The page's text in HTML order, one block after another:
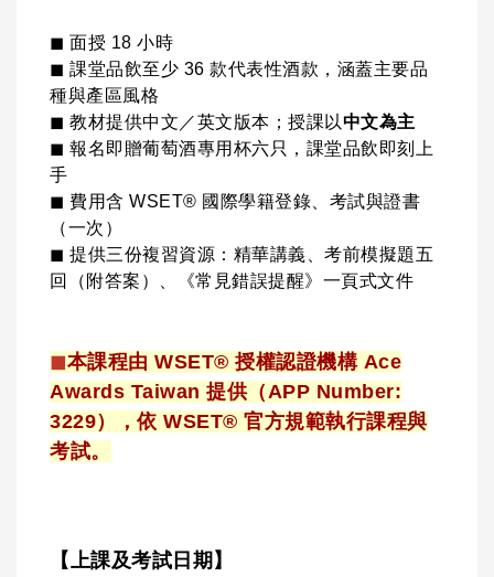
◼ 面授 18 小時
◼ 課堂品飲至少 36 款代表性酒款，涵蓋主要品
種與產區風格
◼ 教材提供中文／英文版本；授課以中文為主
◼ 報名即贈葡萄酒專用杯六只，課堂品飲即刻上
手
◼ 費用含 WSET® 國際學籍登錄、考試與證書
（一次）
◼ 提供三份複習資源：精華講義、考前模擬題五
回（附答案）、《常見錯誤提醒》一頁式文件
◼本課程由 WSET® 授權認證機構 Ace
Awards Taiwan 提供（APP Number:
3229），依 WSET® 官方規範執行課程與
考試。
【上課及考試日期】